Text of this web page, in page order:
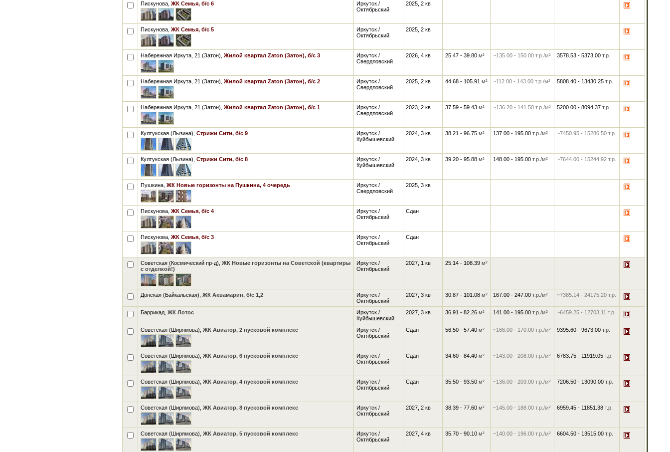
Пискунова, ЖК Семья, б/с 6
Иркутск /
Октябрьский
2025, 2 кв
Пискунова, ЖК Семья, б/с 5
Иркутск /
Октябрьский
2025, 2 кв
Набережная Иркута, 21 (Затон), Жилой квартал Zaton (Затон), б/с 3
Иркутск /
Свердловский
2026, 4 кв 25.47 - 39.80 м² ~135.00- 150.00 т.р./м² 3578.53- 5373.00 т.р.
Набережная Иркута, 21 (Затон), Жилой квартал Zaton (Затон), б/с 2
Иркутск /
Свердловский
2025, 2 кв 44.68 - 105.91 м² ~112.00- 143.00 т.р./м² 5808.40- 13430.25 т.р.
Набережная Иркута, 21 (Затон), Жилой квартал Zaton (Затон), б/с 1
Иркутск /
Свердловский
2023, 2 кв 37.59 - 59.43 м² ~136.20- 141.50 т.р./м² 5200.00- 8094.37 т.р.
Култукская (Лызина), Стрижи Сити, б/с 9
Иркутск /
Куйбышевский
2024, 3 кв 38.21 - 96.75 м² 137.00- 195.00 т.р./м² ~7450.95- 15286.50 т.р.
Култукская (Лызина), Стрижи Сити, б/с 8
Иркутск /
Куйбышевский
2024, 3 кв 39.20 - 95.88 м² 148.00- 195.00 т.р./м² ~7644.00- 15244.92 т.р.
Пушкина, ЖК Новые горизонты на Пушкина, 4 очередь
Иркутск /
Свердловский
2025, 3 кв
Пискунова, ЖК Семья, б/с 4
Иркутск /
Октябрьский
Сдан
Пискунова, ЖК Семья, б/с 3
Иркутск /
Октябрьский
Сдан
Советская (Космический пр-д), ЖК Новые горизонты на Советской (квартиры
с отделкой!)
Иркутск /
Октябрьский
2027, 1 кв 25.14 - 108.39 м²
Донская (Байкальская), ЖК Аквамарин, б/с 1,2
Иркутск /
Октябрьский
2027, 3 кв 30.87 - 101.08 м² 167.00- 247.00 т.р./м² ~7385.14- 24175.20 т.р.
Баррикад, ЖК Лотос
Иркутск /
Куйбышевский
2027, 3 кв 36.91 - 82.26 м² 141.00- 195.00 т.р./м² ~6459.25- 12703.11 т.р.
Советская (Ширямова), ЖК Авиатор, 2 пусковой комплекс
Иркутск /
Октябрьский
Сдан 56.50 - 57.40 м² ~166.00- 170.00 т.р./м² 9395.60- 9673.00 т.р.
Советская (Ширямова), ЖК Авиатор, 6 пусковой комплекс
Иркутск /
Октябрьский
Сдан 34.60 - 84.40 м² ~143.00- 208.00 т.р./м² 6783.75- 11919.05 т.р.
Советская (Ширямова), ЖК Авиатор, 4 пусковой комплекс
Иркутск /
Октябрьский
Сдан 35.50 - 93.50 м² ~136.00- 203.00 т.р./м² 7206.50- 13090.00 т.р.
Советская (Ширямова), ЖК Авиатор, 8 пусковой комплекс
Иркутск /
Октябрьский
2027, 2 кв 38.39 - 77.60 м² ~145.00- 188.00 т.р./м² 6959.45- 11851.38 т.р.
Советская (Ширямова), ЖК Авиатор, 5 пусковой комплекс
Иркутск /
Октябрьский
2027, 4 кв 35.70 - 90.10 м² ~140.00- 196.00 т.р./м² 6604.50- 13515.00 т.р.